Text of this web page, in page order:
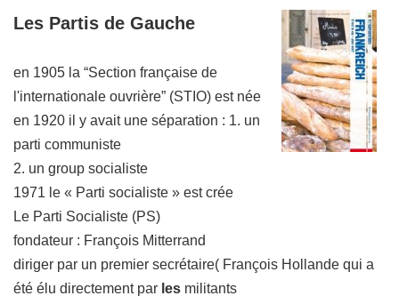
Les Partis de Gauche
en 1905 la “Section française de
l'internationale ouvrière” (STIO) est née
en 1920 il y avait une séparation : 1. un
parti communiste
2. un group socialiste
1971 le « Parti socialiste » est crée
Le Parti Socialiste (PS)
fondateur : François Mitterrand
diriger par un premier secrétaire( François Hollande qui a
été élu directement par les militants